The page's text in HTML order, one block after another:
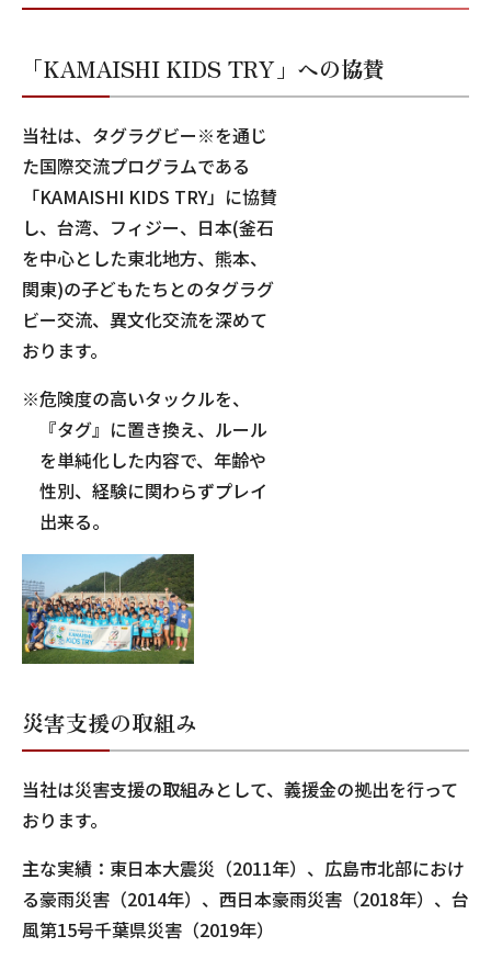
「KAMAISHI KIDS TRY」への協賛
当社は、タグラグビー※を通じ
た国際交流プログラムである
「KAMAISHI KIDS TRY」に協賛
し、台湾、フィジー、日本(釜石
を中心とした東北地方、熊本、
関東)の子どもたちとのタグラグ
ビー交流、異文化交流を深めて
おります。
※危険度の高いタックルを、
『タグ』に置き換え、ルール
を単純化した内容で、年齢や
性別、経験に関わらずプレイ
出来る。
災害支援の取組み
当社は災害支援の取組みとして、義援金の拠出を行って
おります。
主な実績：東日本大震災（2011年）、広島市北部におけ
る豪雨災害（2014年）、西日本豪雨災害（2018年）、台
風第15号千葉県災害（2019年）